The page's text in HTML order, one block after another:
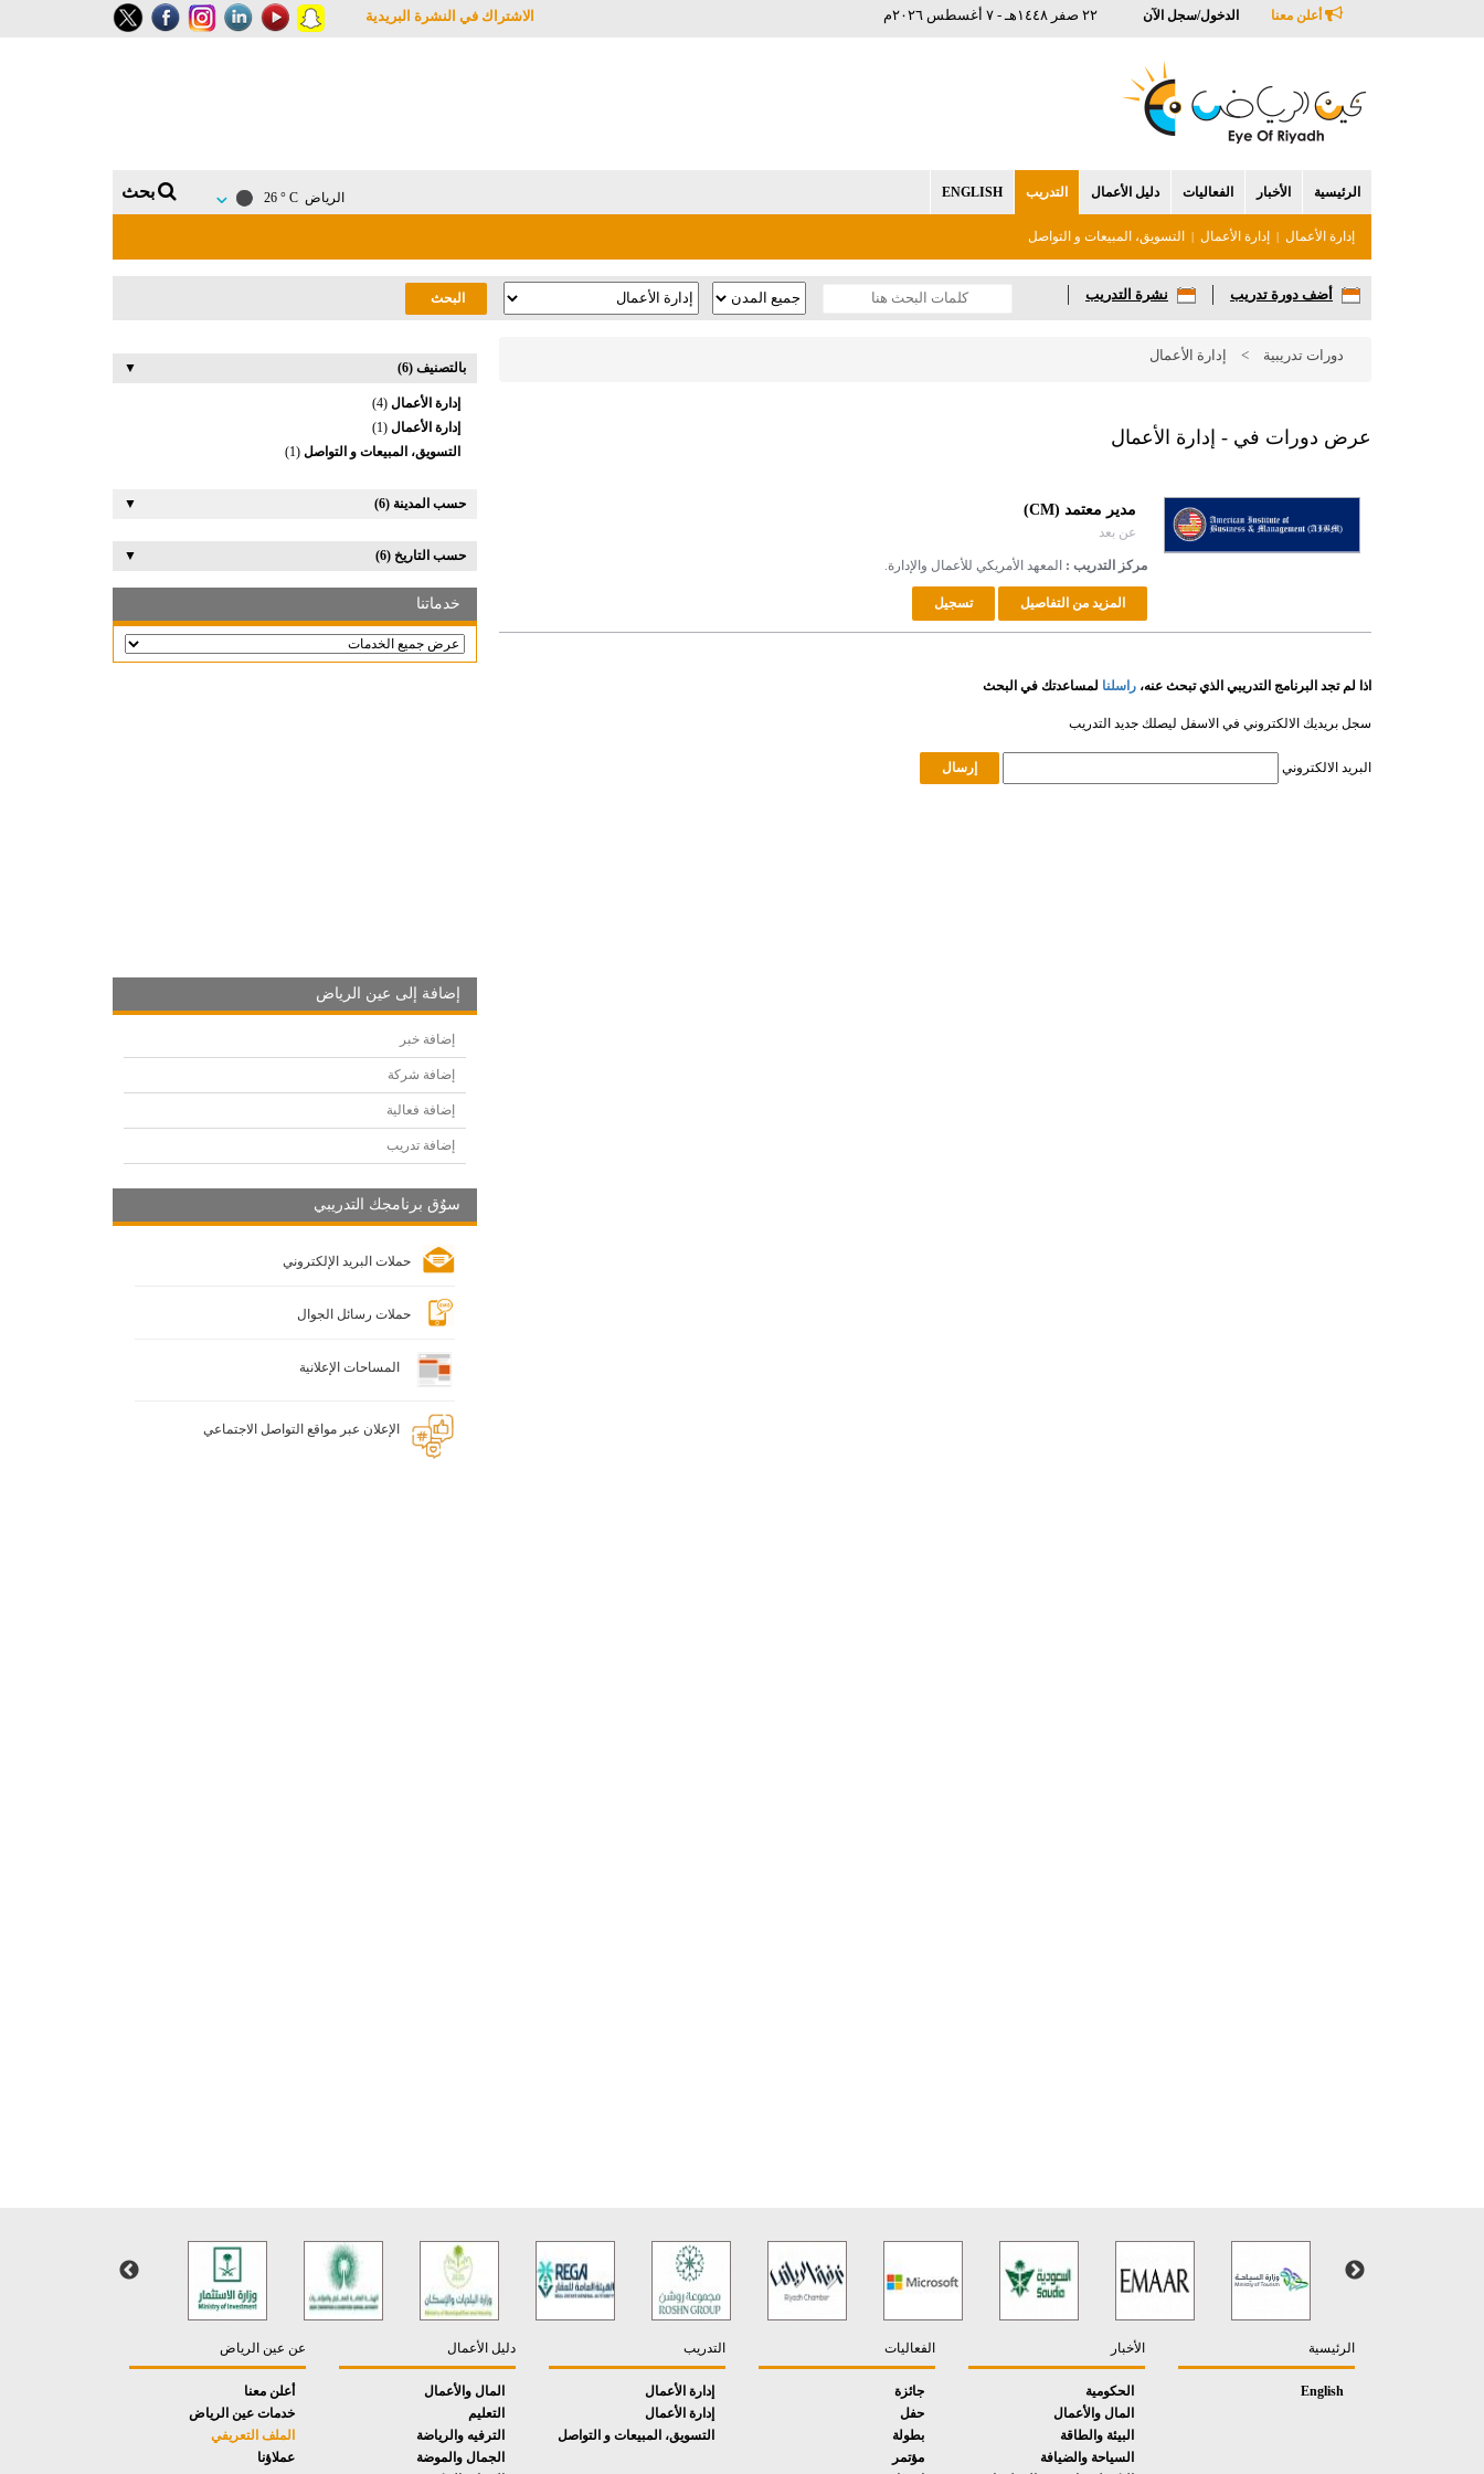
أعلن معنا الدخول/سجل الآن ٢٢ صفر ١٤٤٨هـ - ٧ أغسطس ٢٠٢٦م الاشتراك في النشرة البريدية
الرئيسية الأخبار الفعاليات دليل الأعمال التدريب ENGLISH بحث الرياض 26 ° C
إدارة الأعمال إدارة الأعمال التسويق، المبيعات و التواصل
أضف دورة تدريب نشرة التدريب
دورات تدريبية > إدارة الأعمال
عرض دورات في - إدارة الأعمال
مدير معتمد (CM)
عن بعد
مركز التدريب : المعهد الأمريكي للأعمال والإدارة.
اذا لم تجد البرنامج التدريبي الذي تبحث عنه، راسلنا لمساعدتك في البحث
سجل بريديك الالكتروني في الاسفل ليصلك جديد التدريب
البريد الالكتروني
بالتصنيف (6) ▼
إدارة الأعمال (4)
إدارة الأعمال (1)
التسويق، المبيعات و التواصل (1)
حسب المدينة (6) ▼
حسب التاريخ (6) ▼
خدماتنا
إضافة إلى عين الرياض
إضافة خبر
إضافة شركة
إضافة فعالية
إضافة تدريب
سوٌق برنامجك التدريبي
حملات البريد الإلكتروني
حملات رسائل الجوال
المساحات الإعلانية
الإعلان عبر مواقع التواصل الاجتماعي
الرئيسية
English
الأخبار
الحكومية
المال والأعمال
البيئة والطاقة
السياحة والضيافة
الفعاليات
جائزة
حفل
بطولة
مؤتمر
التدريب
إدارة الأعمال
إدارة الأعمال
التسويق، المبيعات و التواصل
دليل الأعمال
المال والأعمال
التعليم
الترفيه والرياضة
الجمال والموضة
عن عين الرياض
أعلن معنا
خدمات عين الرياض
الملف التعريفي
عملاؤنا